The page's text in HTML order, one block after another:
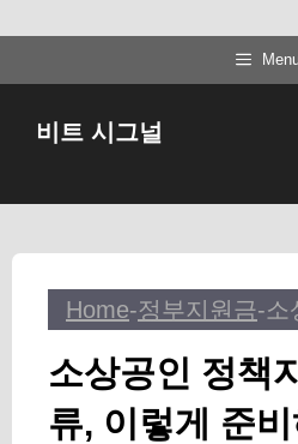
텐
뛰
비트 시그널
Home-정부지원금-
소상공인 정책
류, 이렇게 준